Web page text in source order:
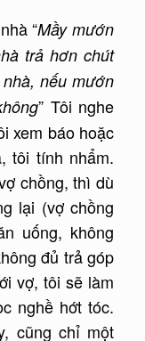
“Mầy mướn
trả hơn chút
nếu mướn
” Tôi nghe
xem báo hoặc
tôi tính nhẩm.
chồng, thì dù
lại (vợ chồng
uống, không
đủ trả góp
vợ, tôi sẽ làm
nghề hớt tóc.
cũng chỉ một